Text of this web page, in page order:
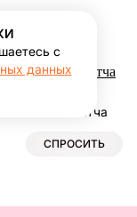
мешок Матча
с
данных